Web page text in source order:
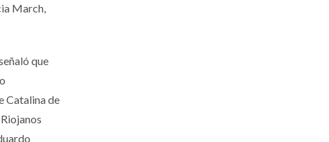
March,
que
Catalina de